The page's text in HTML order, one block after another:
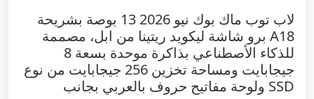
لاب توب ماك بوك نيو 2026 13 بوصة بشريحة
A18 برو شاشة ليكويد ريتينا من ابل، مصممة
للذكاء الأصطناعي بذاكرة موحدة بسعة 8
جيجابايت ومساحة تخزين 256 جيجابايت من نوع
SSD ولوحة مفاتيح حروف بالعربي بجانب